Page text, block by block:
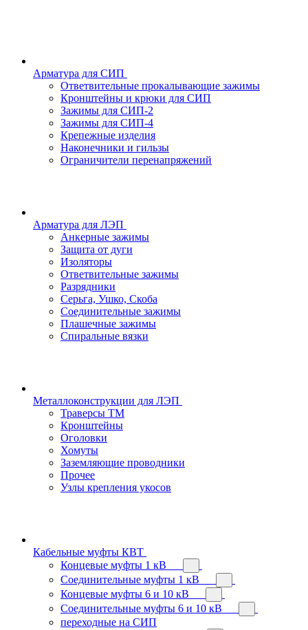
Арматура для СИП
Ответвительные прокалывающие зажимы
Кронштейны и крюки для СИП
Зажимы для СИП-2
Зажимы для СИП-4
Крепежные изделия
Наконечники и гильзы
Ограничители перенапряжений
Арматура для ЛЭП
Анкерные зажимы
Защита от дуги
Изоляторы
Ответвительные зажимы
Разрядники
Серьга, Ушко, Скоба
Соединительные зажимы
Плашечные зажимы
Спиральные вязки
Металлоконструкции для ЛЭП
Траверсы ТМ
Кронштейны
Оголовки
Хомуты
Заземляющие проводники
Прочее
Узлы крепления укосов
Кабельные муфты КВТ
Концевые муфты 1 кВ
Соединительные муфты 1 кВ
Концевые муфты 6 и 10 кВ
Соединительные муфты 6 и 10 кВ
переходные на СИП